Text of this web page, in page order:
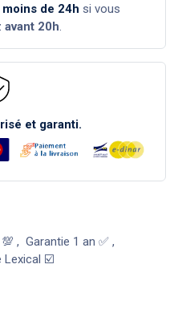
moins de 24h si vous
avant 20h.
et garanti.
, Garantie 1 an ✅,
Lexical ☑️